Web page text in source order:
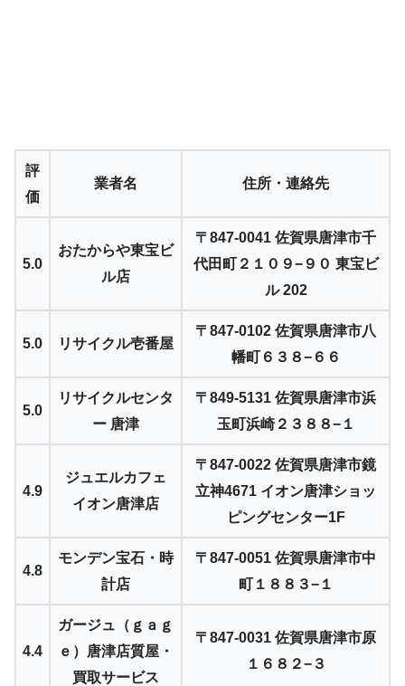
評
価
業者名 住所・連絡先
5.0
おたからや東宝ビ
ル店
〒847-0041 佐賀県唐津市千
代田町２１０９−９０ 東宝ビ
ル 202
5.0 リサイクル壱番屋
〒847-0102 佐賀県唐津市八
幡町６３８−６６
5.0
リサイクルセンタ
ー 唐津
〒849-5131 佐賀県唐津市浜
玉町浜崎２３８８−１
4.9
ジュエルカフェ
イオン唐津店
〒847-0022 佐賀県唐津市鏡
立神4671 イオン唐津ショッ
ピングセンター1F
4.8
モンデン宝石・時
計店
〒847-0051 佐賀県唐津市中
町１８８３−１
4.4
ガージュ（ｇａｇ
ｅ）唐津店質屋・
買取サービス
〒847-0031 佐賀県唐津市原
１６８２−３